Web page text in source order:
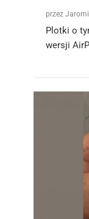
przez
Plotki o
wersji